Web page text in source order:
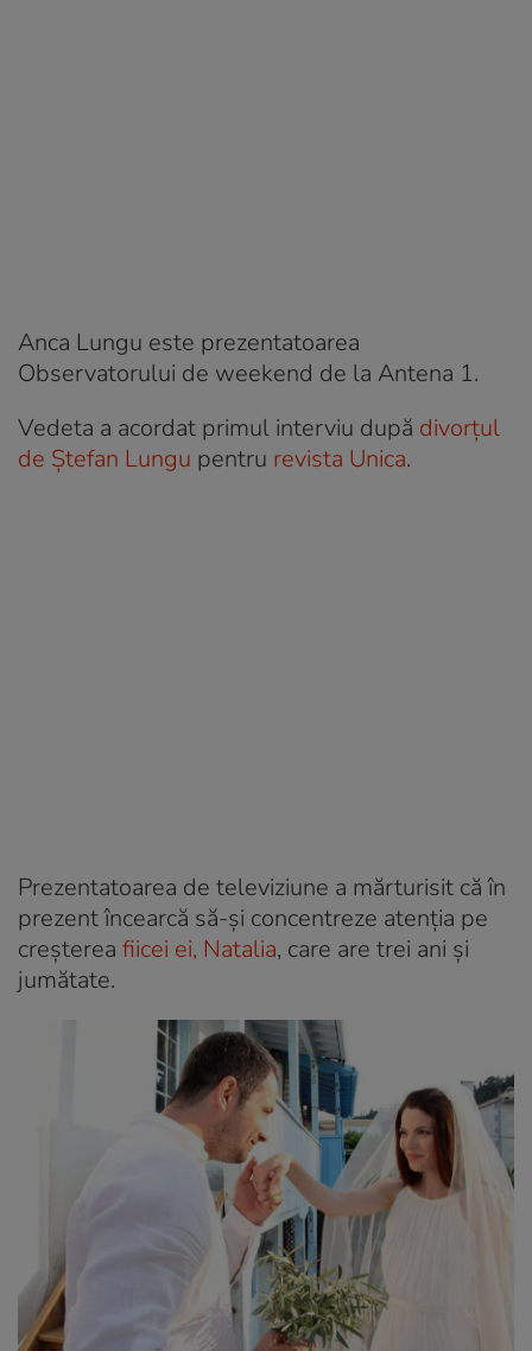
Anca Lungu este prezentatoarea
Observatorului de weekend de la Antena 1.
Vedeta a acordat primul interviu după divorțul
de Ștefan Lungu pentru revista Unica.
Prezentatoarea de televiziune a mărturisit că în
prezent încearcă să-și concentreze atenția pe
creșterea fiicei ei, Natalia, care are trei ani și
jumătate.